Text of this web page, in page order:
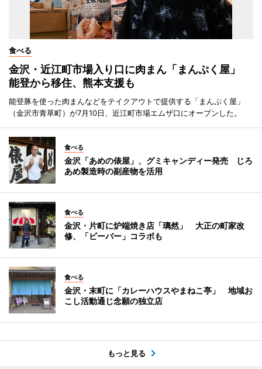
食べる
金沢・近江町市場入り口に肉まん「まんぷく屋」
能登から移住、熊本支援も
能登豚を使った肉まんなどをテイクアウトで提供する「まんぷく屋」
（金沢市青草町）が7月10日、近江町市場エムザ口にオープンした。
食べる
金沢「あめの俵屋」、グミキャンディー発売 じろ
あめ製造時の副産物を活用
食べる
金沢・片町に炉端焼き店「璃然」 大正の町家改
修、「ビーバー」コラボも
食べる
金沢・末町に「カレーハウスやまねこ亭」 地域お
こし活動通じ念願の独立店
もっと見る